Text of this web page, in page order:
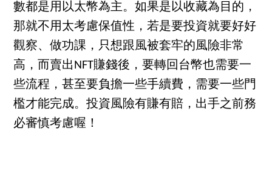
數都是用以太幣為主。如果是以收藏為目的，
那就不用太考慮保值性，若是要投資就要好好
觀察、做功課，只想跟風被套牢的風險非常
高，而賣出NFT賺錢後，要轉回台幣也需要一
些流程，甚至要負擔一些手續費，需要一些門
檻才能完成。投資風險有賺有賠，出手之前務
必審慎考慮喔！